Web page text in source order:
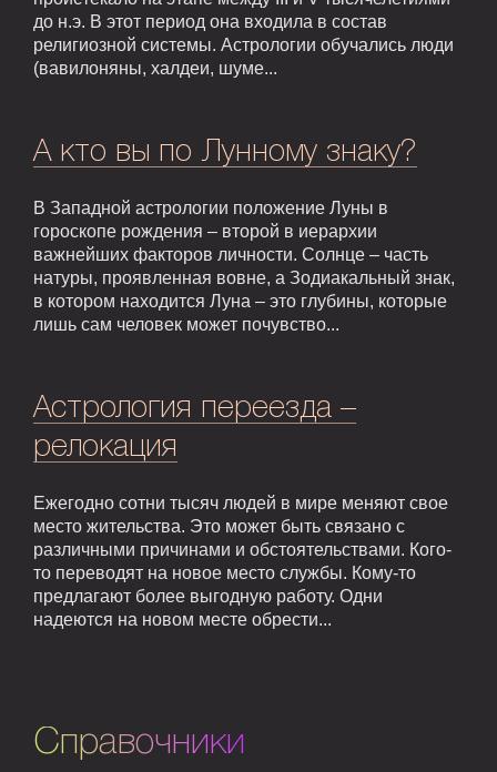
до н.э. В этот период она входила в состав
религиозной системы. Астрологии обучались люди
(вавилоняны, халдеи, шуме...
А кто вы по Лунному знаку?
В Западной астрологии положение Луны в
гороскопе рождения – второй в иерархии
важнейших факторов личности. Солнце – часть
натуры, проявленная вовне, а Зодиакальный знак,
в котором находится Луна – это глубины, которые
лишь сам человек может почувство...
Астрология переезда –
релокация
Ежегодно сотни тысяч людей в мире меняют свое
место жительства. Это может быть связано с
различными причинами и обстоятельствами. Кого-
то переводят на новое место службы. Кому-то
предлагают более выгодную работу. Одни
надеются на новом месте обрести...
Справочники